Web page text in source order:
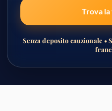
Trova
Senza deposito cauzionale •